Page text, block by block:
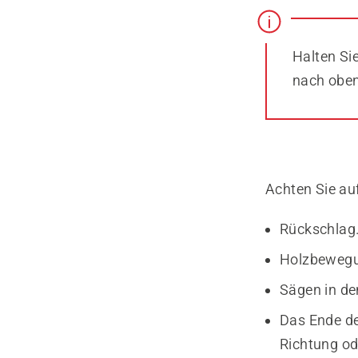
Halten
nach
Achten Sie
Sägen in
Das Ende
Richtung